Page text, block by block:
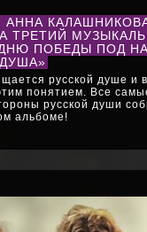
АННА
ТРЕТИЙ
ПОБЕДЫ ПОД
русской душе и
понятием. Все
русской души
альбоме!